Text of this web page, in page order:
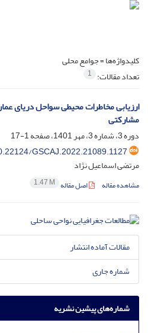
کلیدواژه‌ها =جوامع محلی
تعداد مقالات: 1
ارزیابی مخاطرات محیطی سواحل دریای
مشارکتی
دوره 3، شماره 3، مهر 1401، صفحه
1-17
GSCAJ.2022.21089.1127
مرتضی اسماعیل نژاد
مشاهده مقاله اصل مقاله 1.47 M
مقالات آماده انتشار
شماره جاری
شماره‌های پیشین نشریه